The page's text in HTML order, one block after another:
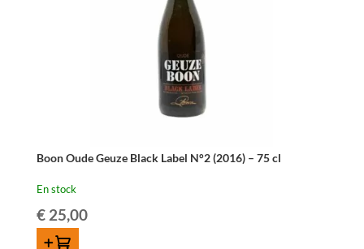
Boon Oude Geuze Black Label N°2 (2016) – 75 cl
En stock
€25,00
AJOUTER AU PANIER